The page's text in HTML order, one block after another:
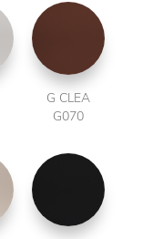
G CLEA
G070